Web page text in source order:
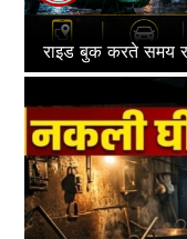
राइड बुक करते समय